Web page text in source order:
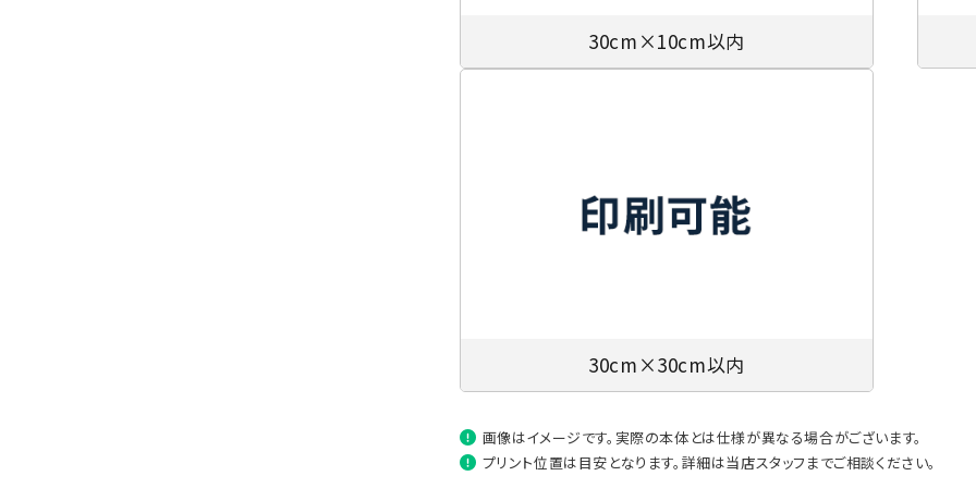
30cm×10cm以内
30cm×30cm以内
画像はイメージです。実際の本体とは仕様が異なる場合がございます。
プリント位置は目安となります。詳細は当店スタッフまでご相談ください。